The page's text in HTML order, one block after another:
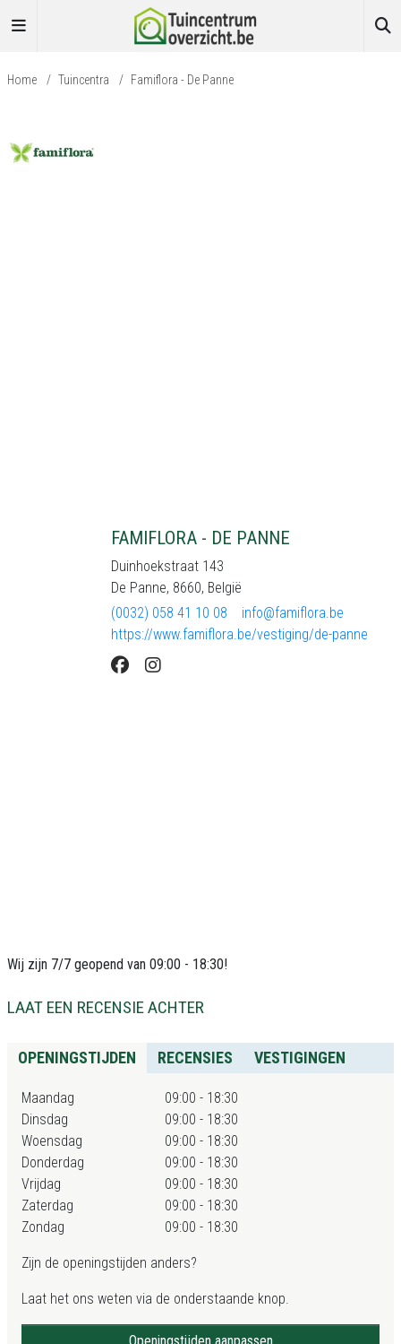
Home / Tuincentra / Famiflora - De Panne
FAMIFLORA - DE PANNE
Duinhoekstraat 143
De Panne, 8660, België
(0032) 058 41 10 08
info@famiflora.be
https://www.famiflora.be/vestiging/de-panne
Wij zijn 7/7 geopend van 09:00 - 18:30!
LAAT EEN RECENSIE ACHTER
OPENINGSTIJDEN RECENSIES VESTIGINGEN
Maandag
09:00 - 18:30
Dinsdag
09:00 - 18:30
Woensdag
09:00 - 18:30
Donderdag
09:00 - 18:30
Vrijdag
09:00 - 18:30
Zaterdag
09:00 - 18:30
Zondag
09:00 - 18:30
Zijn de openingstijden anders?
Laat het ons weten via de onderstaande knop.